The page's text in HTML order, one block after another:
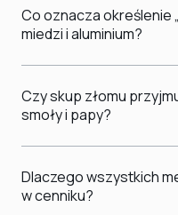
Co oznacza określenie
miedzi i aluminium?
Czy skup złomu
smoły i papy?
Dlaczego wszystkich
w cenniku?